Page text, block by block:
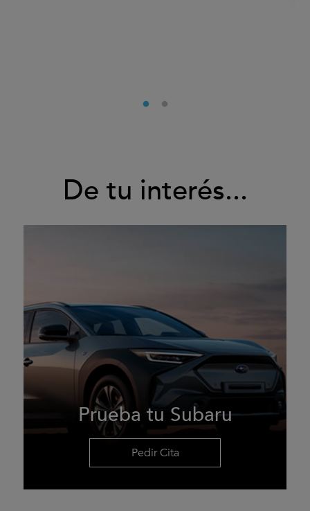
De tu interés...
Prueba tu Subaru
Pedir Cita